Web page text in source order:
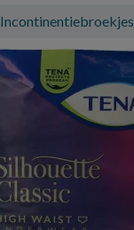
Incontinentiebroekjes